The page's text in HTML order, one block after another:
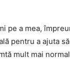
pe a mea,
pentru a ajuta
mult mai